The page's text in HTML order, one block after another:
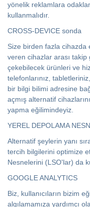
yönelik reklamlara
kullanmalıdır.
CROSS-DEVICE sonda
Size birden fazla cihazda
veren cihazlar arası
çekebilecek ürünleri ve
telefonlarınız,
bir bilgi bilimi adresine
açmış alternatif
yapma eğilimindeyiz.
YEREL DEPOLAMA
Alternatif şeylerin yanı
tercih bilgilerini optimize
Nesnelerini (LSO'lar) da
GOOGLE ANALYTICS
Biz, kullanıcıların bizim
algılamamıza yardımcı